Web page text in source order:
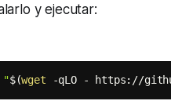
y ejecutar:
"$(wget -qLO - https://